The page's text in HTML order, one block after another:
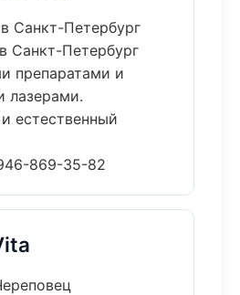
Санкт-Петербург
Санкт-Петербург
препаратами и
лазерами.
естественный
869-35-82